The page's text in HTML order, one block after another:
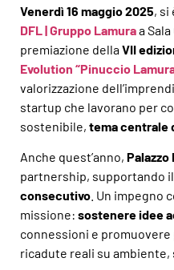
Venerdì 16 maggio 2025, si
DFL | Gruppo Lamuraa
premiazione dellaVII
Evolution “Pinuccio
valorizzazione
startup che lavorano per
sostenibile, tema centrale
Anche quest’anno, Palazzo
partnership, supportando
consecutivo . Un impegno
missione: sostenere idee
connessioni e
ricadute reali su ambiente,